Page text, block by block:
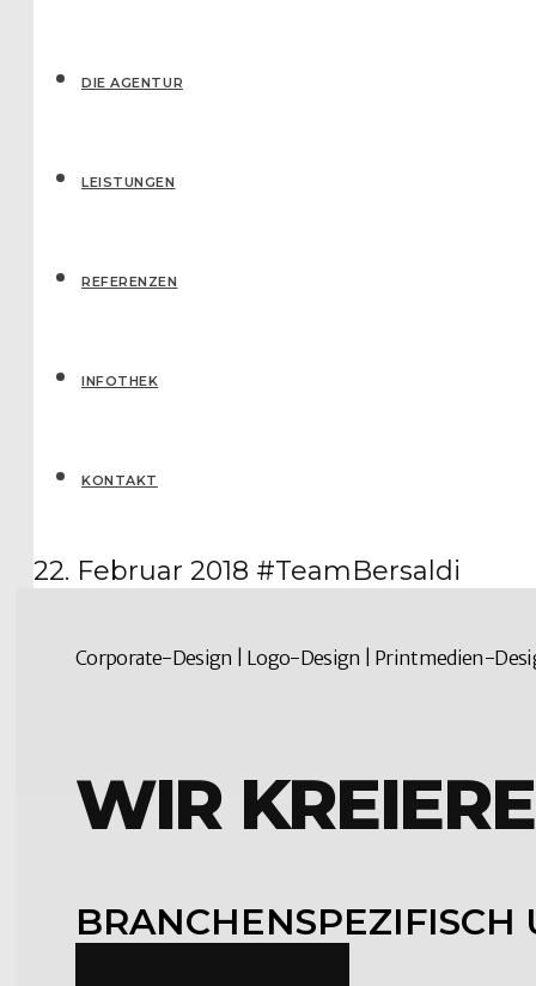
DIE AGENTUR
LEISTUNGEN
REFERENZEN
IN­FO­THEK
KONTAKT
22. Februar 2018 #TeamBersaldi
Corporate-Design | Logo-Design | Printmedien-
WIR